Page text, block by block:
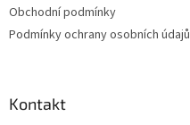
Obchodní podmínky
Podmínky ochrany osobních údajů
Kontakt